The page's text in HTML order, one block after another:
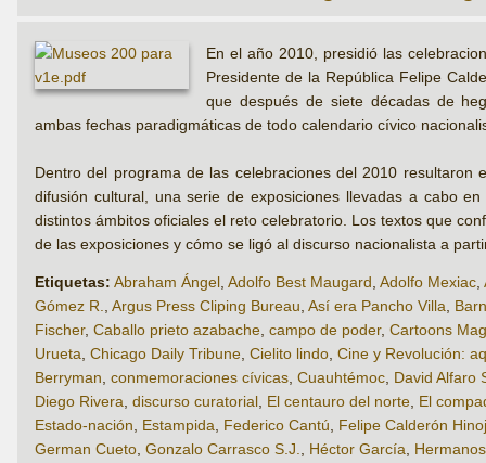
En el año 2010, presidió las
Presidente de la República Felipe
que después de siete décadas de
ambas fechas paradigmáticas de todo calendario cívico
Dentro del programa de las celebraciones del 2010
difusión cultural, una serie de exposiciones llevadas a cabo
distintos ámbitos oficiales el reto celebratorio. Los textos que
de las exposiciones y cómo se ligó al discurso nacionalista a
Etiquetas: Abraham Ángel, Adolfo Best Maugard, Adolfo Mexiac,
Gómez R., Argus Press Cliping Bureau, Así era Pancho Villa,
Fischer, Caballo prieto azabache, campo de poder, Cartoons
Urueta, Chicago Daily Tribune, Cielito lindo, Cine y Revolución:
Berryman, conmemoraciones cívicas, Cuauhtémoc, David Alfaro
Diego Rivera, discurso curatorial, El centauro del norte, El
Estado-nación, Estampida, Federico Cantú, Felipe Calderón
German Cueto, Gonzalo Carrasco S.J., Héctor García,